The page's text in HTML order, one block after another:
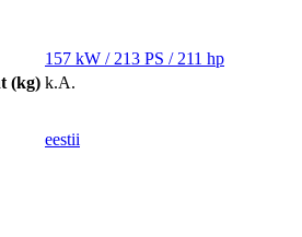
157 kW / 213 PS / 211 hp
(kg) k.A.
eestii